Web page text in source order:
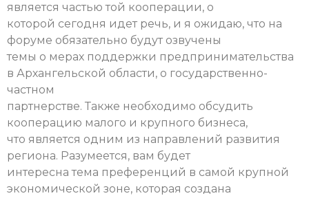
является частью той кооперации, о
которой сегодня идет речь, и я ожидаю, что на
форуме обязательно будут озвучены
темы о мерах поддержки предпринимательства
в Архангельской области, о государственно-
частном
партнерстве. Также необходимо обсудить
кооперацию малого и крупного бизнеса,
что является одним из направлений развития
региона. Разумеется, вам будет
интересна тема преференций в самой крупной
экономической зоне, которая создана